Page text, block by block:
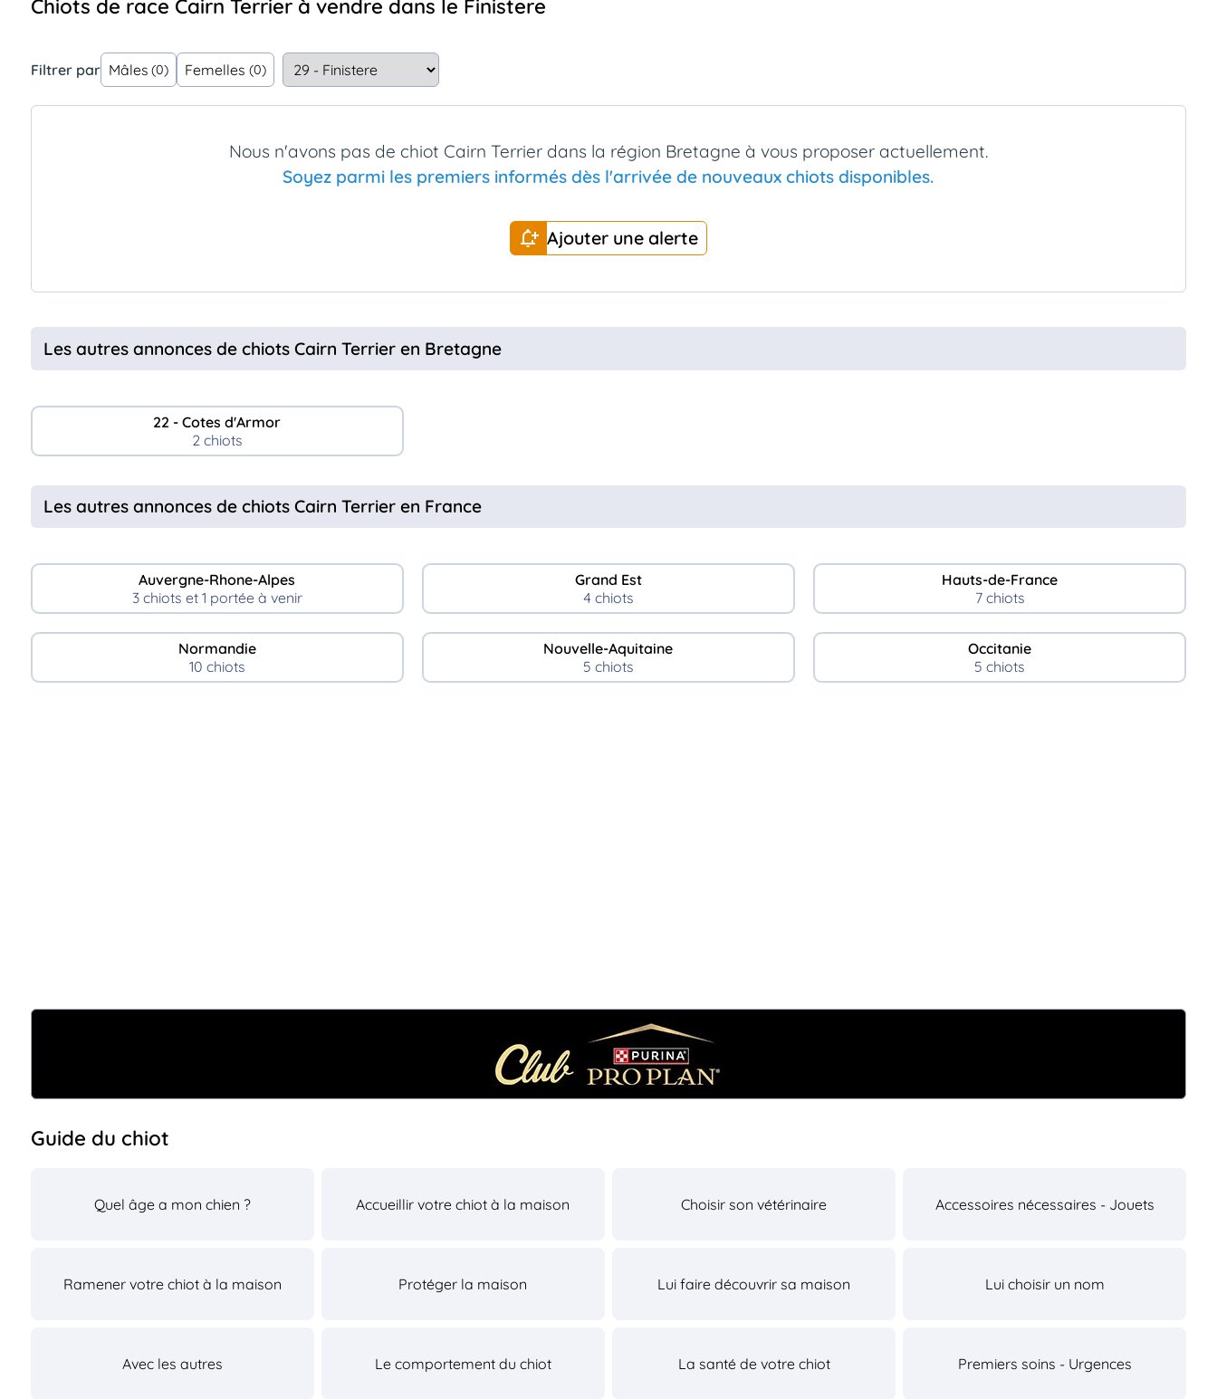
Assurances
Connexion
Chiots de race Cairn Terrier à vendre dans le Finistere
Filtrer par Mâles (0) Femelles (0)
Nous n'avons pas de chiot Cairn Terrier dans la région Bretagne à vous proposer actuellement.
Soyez parmi les premiers informés dès l'arrivée de nouveaux chiots disponibles.
Ajouter une alerte
Les autres annonces de chiots Cairn Terrier en Bretagne
22 - Cotes d'Armor
2 chiots
Les autres annonces de chiots Cairn Terrier en France
Auvergne-Rhone-Alpes
3 chiots et 1 portée à venir
Grand Est
4 chiots
Hauts-de-France
7 chiots
Normandie
10 chiots
Nouvelle-Aquitaine
5 chiots
Occitanie
5 chiots
Guide du chiot
Quel âge a mon chien ? Accueillir votre chiot à la maison Choisir son vétérinaire Accessoires nécessaires - Jouets
Ramener votre chiot à la maison Protéger la maison Lui faire découvrir sa maison Lui choisir un nom
Avec les autres Le comportement du chiot La santé de votre chiot Premiers soins - Urgences